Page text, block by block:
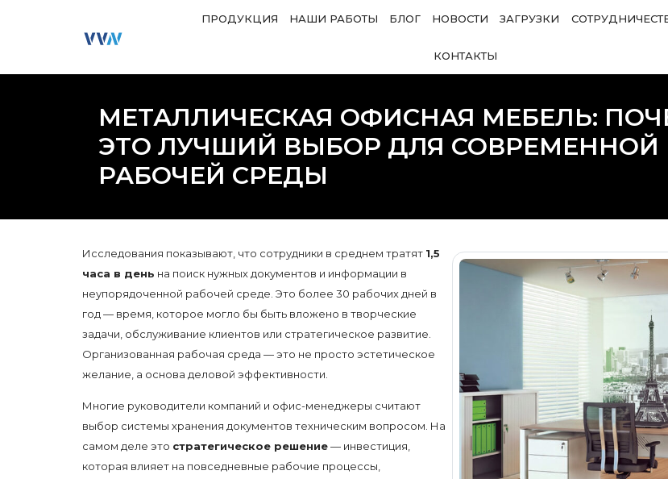
ПРОДУКЦИЯ НАШИ РАБОТЫ БЛОГ НОВОСТИ ЗАГРУЗКИ
КОНТАКТЫ
МЕТАЛЛИЧЕСКАЯ ОФИСНАЯ МЕБЕЛЬ:
ЭТО ЛУЧШИЙ ВЫБОР ДЛЯ СОВРЕМЕННОЙ
РАБОЧЕЙ СРЕДЫ
Исследования показывают, что сотрудники в среднем тратят 1,5
часа в день на поиск нужных документов и информации в
неупорядоченной рабочей среде. Это более 30 рабочих дней в
год — время, которое могло бы быть вложено в творческие
задачи, обслуживание клиентов или стратегическое развитие.
Организованная рабочая среда — это не просто эстетическое
желание, а основа деловой эффективности.
Многие руководители компаний и офис-менеджеры считают
выбор системы хранения документов техническим вопросом. На
самом деле это стратегическое решение— инвестиция,
которая влияет на повседневные рабочие процессы,